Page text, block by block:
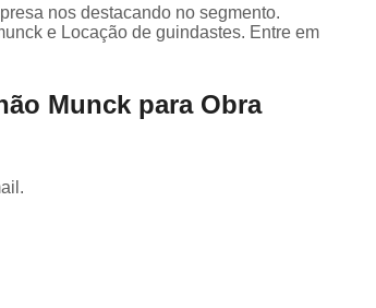
nos destacando no segmento.
e Locação de guindastes. Entre em
Munck para Obra